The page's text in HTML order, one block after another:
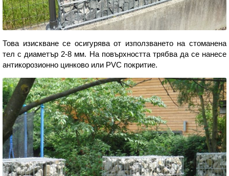
Това изискване се осигурява от използването на стоманена
тел с диаметър 2-8 мм. На повърхността трябва да се нанесе
антикорозионно цинково или PVC покритие.